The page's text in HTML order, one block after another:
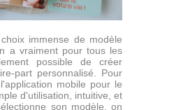
immense de modèle
a vraiment pour tous les
possible de créer
part personnalisé. Pour
mobile pour le
d'utilisation, intuitive, et
son modèle, on